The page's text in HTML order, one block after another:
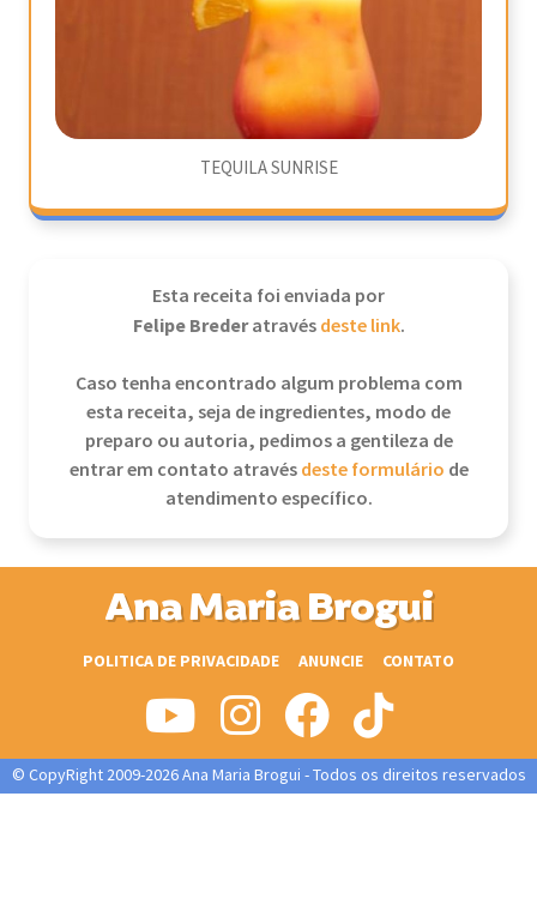
TEQUILA SUNRISE
Esta receita foi enviada por
Felipe Brederatravésdeste link.
Caso tenha encontrado algum problema com
esta receita, seja de ingredientes, modo de
preparo ou autoria, pedimos a gentileza de
entrar em contato atravésdeste formulário de
atendimento específico.
Ana Maria Brogui
POLITICA DE PRIVACIDADE ANUNCIE CONTATO
© CopyRight 2009-2026 Ana Maria Brogui - Todos os direitos reservados